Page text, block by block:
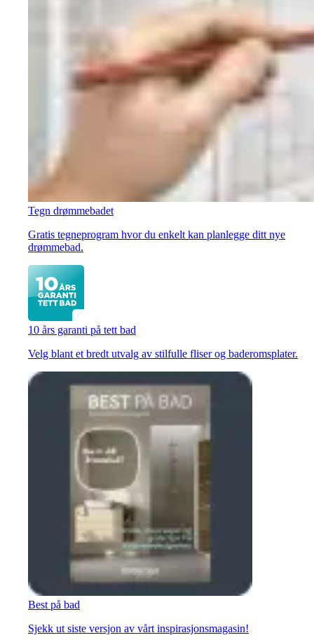
Tegn drømmebadet
Gratis tegneprogram hvor du enkelt kan planlegge ditt nye
drømmebad.
10 års garanti på tett bad
Velg blant et bredt utvalg av stilfulle fliser og baderomsplater.
Best på bad
Sjekk ut siste versjon av vårt inspirasjonsmagasin!